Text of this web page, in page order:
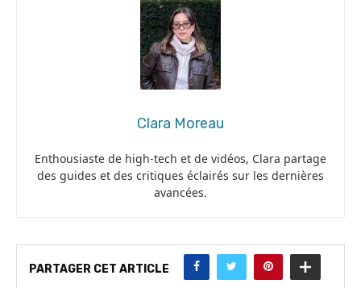
Clara Moreau
Enthousiaste de high-tech et de vidéos, Clara partage
des guides et des critiques éclairés sur les dernières
avancées.
PARTAGER CET ARTICLE